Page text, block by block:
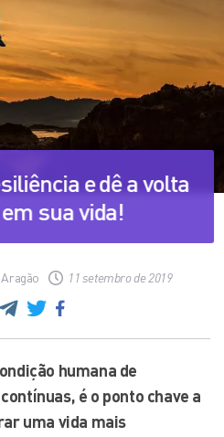
e dê a volta
sua vida!
11 setembro de 2019
humana de
é o ponto chave a
uma vida mais